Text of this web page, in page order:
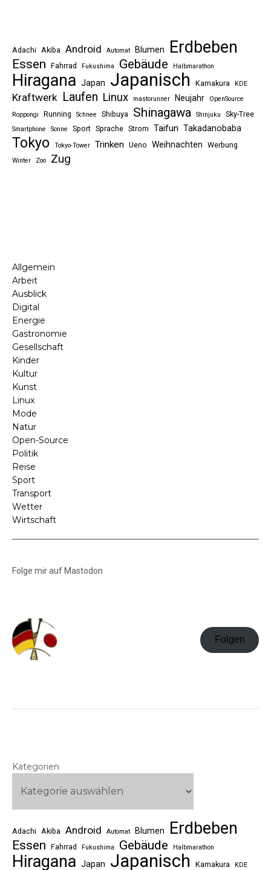
Adachi Akiba Android Automat Blumen Erdbeben
Essen Fahrrad Fukushima Gebäude Halbmarathon
Hiragana Japan Japanisch Kamakura KDE
Kraftwerk Laufen Linux mastorunner Neujahr
OpenSource
Roppongi
Running Schnee Shibuya Shinagawa Shinjuku Sky-Tree
Smartphone Sonne Sport Sprache Strom Taifun Takadanobaba
Tokyo Tokyo-Tower Trinken Ueno Weihnachten Werbung
Winter Zoo Zug
Allgemein
Arbeit
Ausblick
Digital
Energie
Gastronomie
Gesellschaft
Kinder
Kultur
Kunst
Linux
Mode
Natur
Open-Source
Politik
Reise
Sport
Transport
Wetter
Wirtschaft
Folge mir auf Mastodon
Folgen
Kategorien
Adachi Akiba Android Automat Blumen Erdbeben
Essen Fahrrad Fukushima Gebäude Halbmarathon
Hiragana Japan Japanisch Kamakura KDE